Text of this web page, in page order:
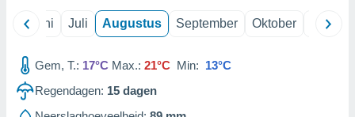
Juni Juli Augustus September Oktober
Gem, T.: 17°C Max.: 21°C Min: 13°C
Regendagen: 15 dagen